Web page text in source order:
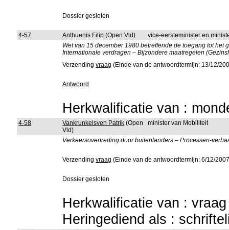
Dossier gesloten
4-57 Anthuenis Filip (Open Vld)
vice-eersteminister en
Wet van 15 december 1980 betreffende de toegang tot
Internationale verdragen – Bijzondere maatregelen
Verzendingvraag (Einde van de antwoordtermijn: 13/12/
Antwoord
Herkwalificatie van :
4-58 Vankrunkelsven Patrik (Open
Vld)
minister van Mobiliteit
Verkeersovertreding door buitenlanders – Processen-
Verzendingvraag (Einde van de antwoordtermijn: 6/12/
Dossier gesloten
Herkwalificatie van :
Heringediend als :